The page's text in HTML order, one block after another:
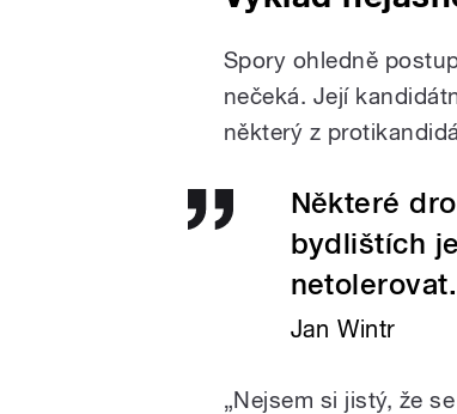
Spory ohledně
nečeká. Její
některý z
Některé
bydlištích
netolerovat.
Jan Wintr
„Nejsem si jistý, že